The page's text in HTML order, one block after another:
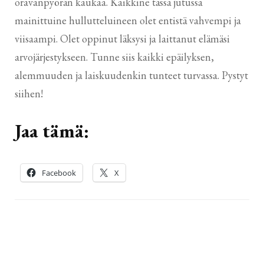
mainittuine hullutteluineen olet entistä vahvempi ja
viisaampi. Olet oppinut läksysi ja laittanut elämäsi
arvojärjestykseen. Tunne siis kaikki epäilyksen,
alemmuuden ja laiskuudenkin tunteet turvassa. Pystyt
siihen!
Jaa tämä:
Facebook X